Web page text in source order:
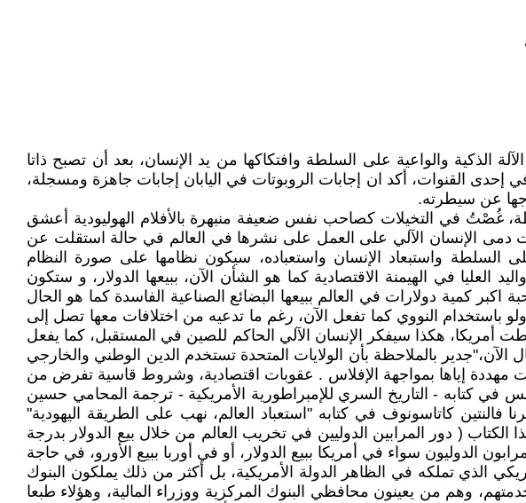
الذكية والواعية على السلطة وافتكاكها من يد الإنسان، بعد أن تصبح ذاتا
إحدى القنوات، أكد ان إجابات الروبوتات في اليابان إجابات جاهزة ومسجلة،
عن سيطرته.
غُصْتُ في التخيلات كصاحب نفس ضعيفة منبهرة بالأفلام الهوليودية أعشق
دمى الإنسان الآلي على العمل على نشرها في العالم في حالة استقلت عن
السلطة واستبعاد الإنسان واستعباده، سيكون نظامها على صورة النظام
العليا في الهيمنة الاقتصادية كما هو الشأن الآن، ببيعها الدولار، و ستكون
اكبر كمية دولارات في العالم ببيعها البضائع الصناعية الفاسدة كما هو الحال
باستخدام النووي كما تفعل الآن، رغم ما تدعيه من اختلافات معها تصل إلى
أمريكا، هكذا سيفكر الإنسان الآلي الحاكم للصين في المستقبل، كما يفعل
الآن،"جدير بالملاحظة بأن الولايات المتحدة تستخدم الدين الوطني والخارجي
مهددة إياها بمواجهة الإفلاس . عقوبات اقتصادية، وشروط قاسية تفرض من
في كتابه - التاريخ السري للإمبراطورية الأمريكية - ترجمة المحامي حسين
فالنتين كاتاسونوف في كتابه "استعباد العالم، نهب على الطريقة اليهودية"
( دور المرابين الدوليين في تخريب العالم من خلال بيع الدولار بدرجة
الدوليون سواء في أمريكا ببيع الدولار، أو في أوربا ببيع الأورو، في حاجة
الذي تملكه في الظاهر الدولة الأمريكية، بل أكثر من ذلك يملكون البنوك
وهم من يعينون محافظي البنوك المركزية ووزراء المالية، وهؤلاء طبعا